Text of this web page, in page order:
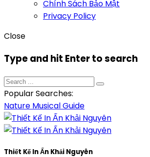
Chính Sách Bảo Mật
Privacy Policy
Close
Type and hit Enter to search
Popular Searches:
Nature MusicalGuide
Thiết Kế In Ấn Khải Nguyên